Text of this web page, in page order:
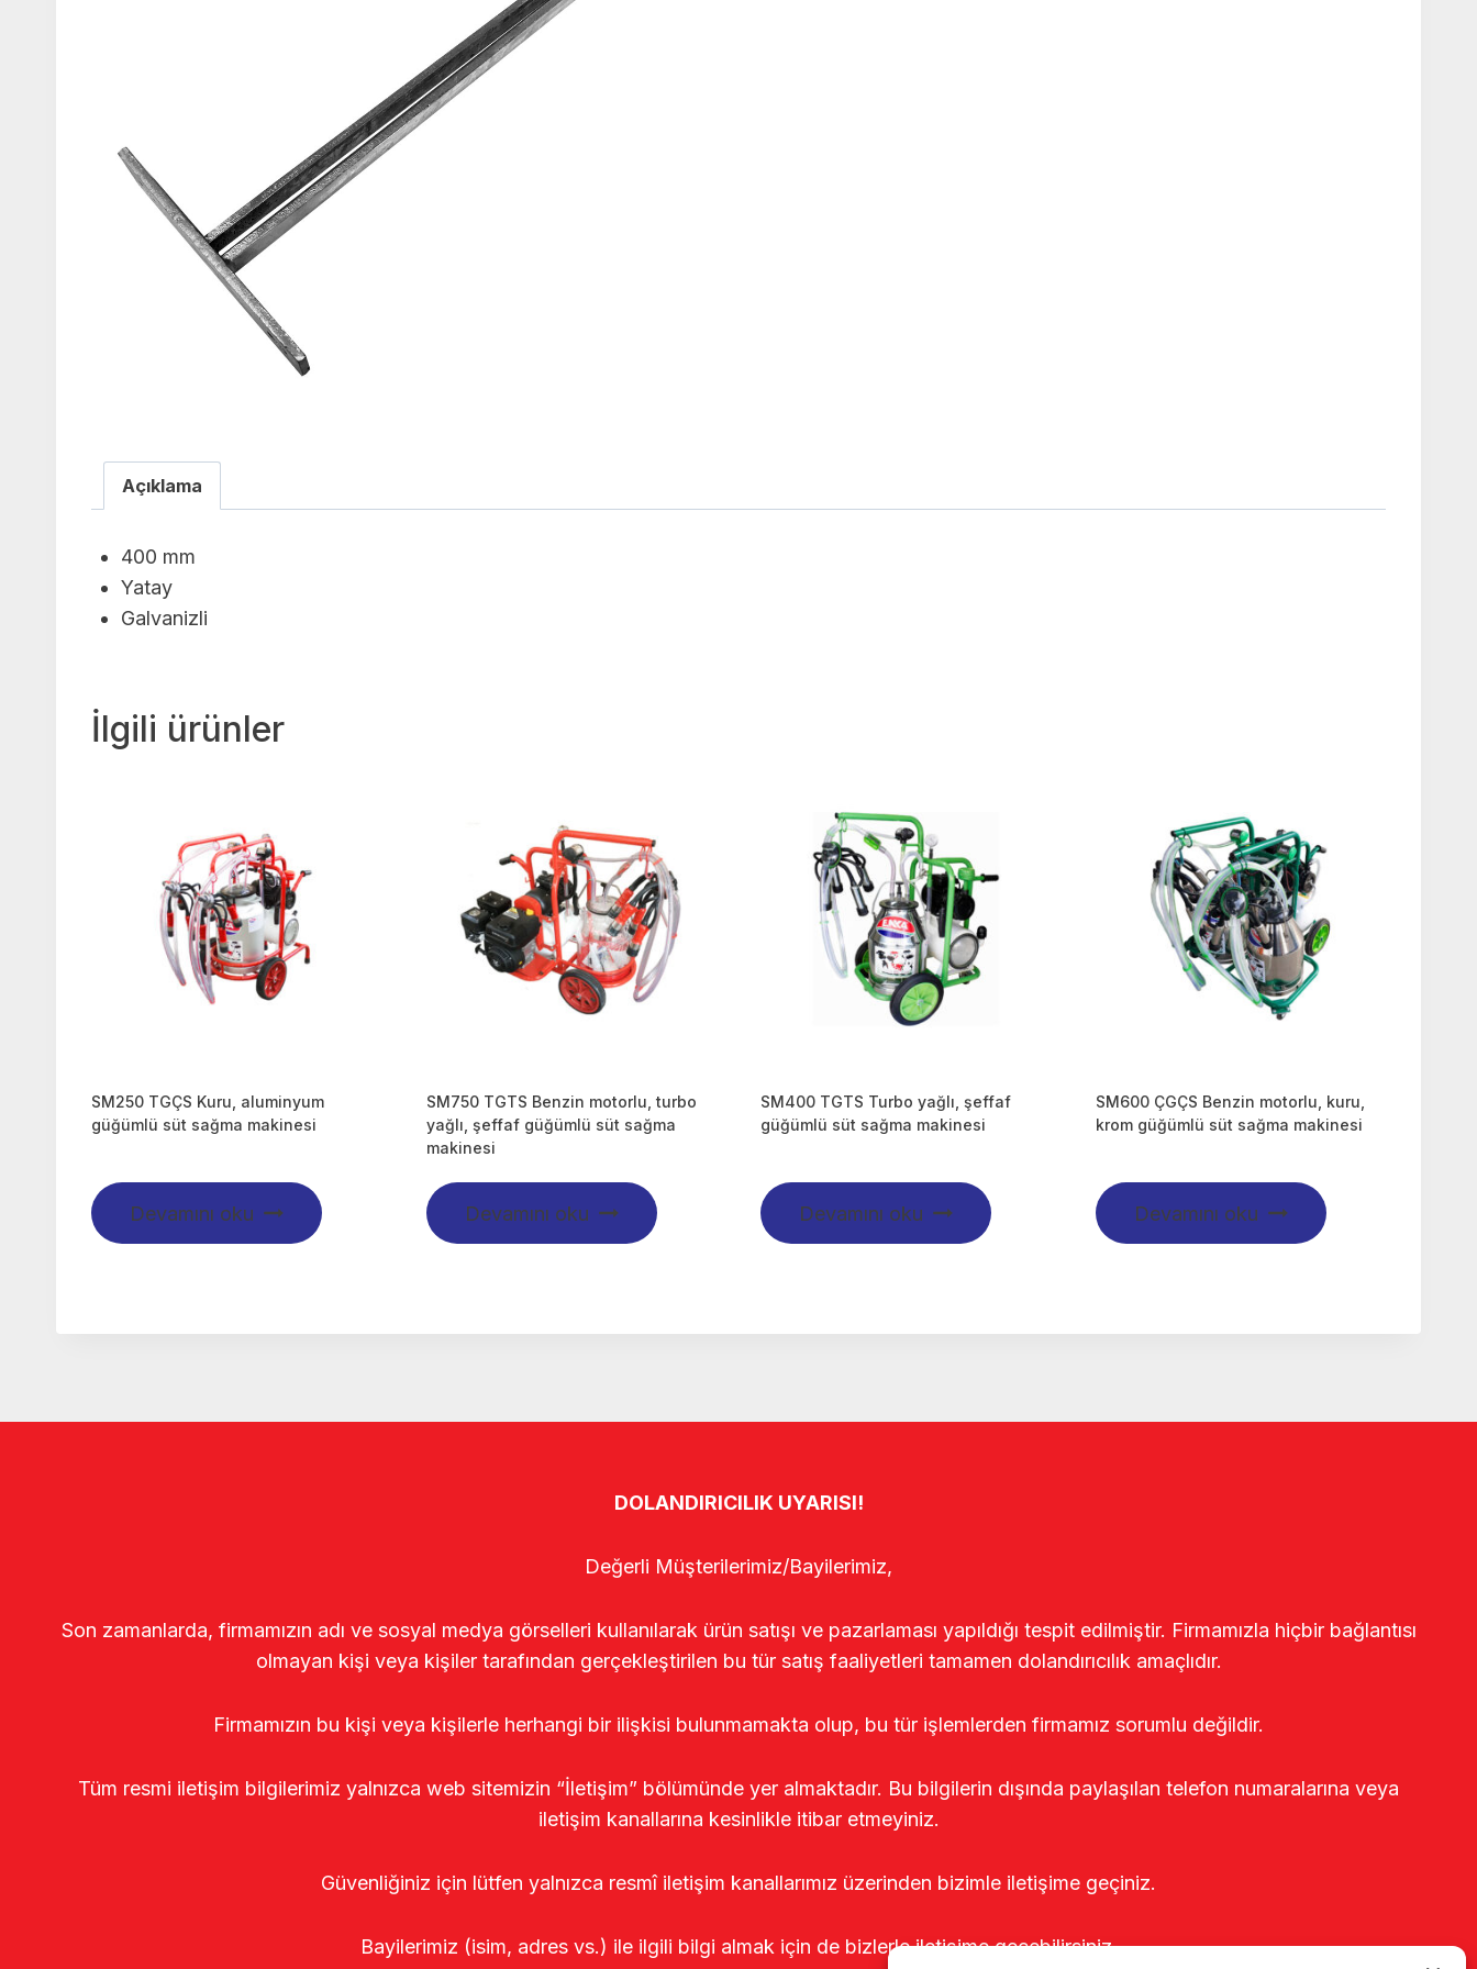
Açıklama
400 mm
Yatay
Galvanizli
İlgili ürünler
SM250 TGÇS Kuru, aluminyum
güğümlü süt sağma makinesi
Devamını oku
SM750 TGTS Benzin motorlu, turbo
yağlı, şeffaf güğümlü süt sağma
makinesi
Devamını oku
SM400 TGTS Turbo yağlı, şeffaf
güğümlü süt sağma makinesi
Devamını oku
SM600 ÇGÇS Benzin motorlu, kuru,
krom güğümlü süt sağma makinesi
Devamını oku
DOLANDIRICILIK UYARISI!
Değerli Müşterilerimiz/Bayilerimiz,
Son zamanlarda, firmamızın adı ve sosyal medya görselleri kullanılarak ürün satışı ve pazarlaması yapıldığı tespit edilmiştir. Firmamızla hiçbir bağlantısı
olmayan kişi veya kişiler tarafından gerçekleştirilen bu tür satış faaliyetleri tamamen dolandırıcılık amaçlıdır.
Firmamızın bu kişi veya kişilerle herhangi bir ilişkisi bulunmamakta olup, bu tür işlemlerden firmamız sorumlu değildir.
Tüm resmi iletişim bilgilerimiz yalnızca web sitemizin “İletişim” bölümünde yer almaktadır. Bu bilgilerin dışında paylaşılan telefon numaralarına veya
iletişim kanallarına kesinlikle itibar etmeyiniz.
Güvenliğiniz için lütfen yalnızca resmî iletişim kanallarımız üzerinden bizimle iletişime geçiniz.
Bayilerimiz (isim, adres vs.) ile ilgili bilgi almak için de bizlerle iletişime geçebilirsiniz.